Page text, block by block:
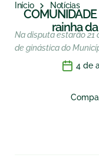
Início Notícias
rainha
Na disputa estarão 21
de ginástica do
4 de